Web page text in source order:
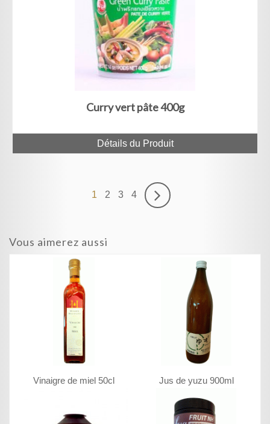
Curry vert pâte 400g
Détails du Produit
1 2 3 4
Vous aimerez aussi
Vinaigre de miel 50cl Jus de yuzu 900ml